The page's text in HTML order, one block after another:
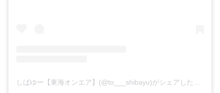
しばゆー【東海オンエア】(@to___shibayu)がシェアした投稿